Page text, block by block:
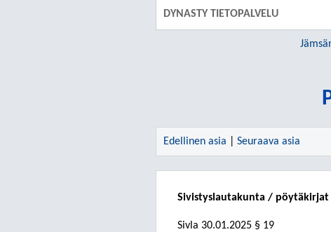
DYNASTY TIETOPALVELU
Edellinen asia Seuraava asia
Sivistyslautakunta / pöytäkirjat
Sivla 30.01.2025 § 19